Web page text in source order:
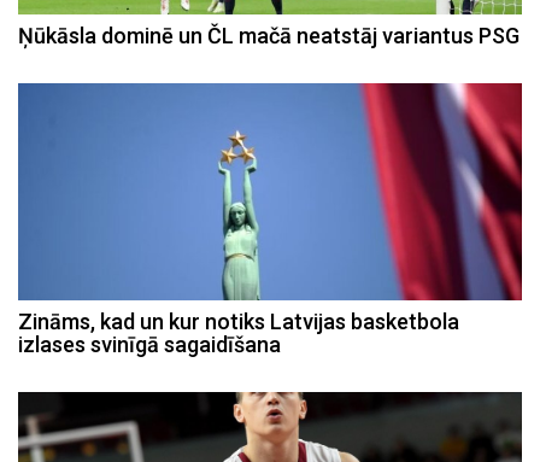
Ņūkāsla dominē un ČL mačā neatstāj variantus PSG
Zināms, kad un kur notiks Latvijas basketbola
izlases svinīgā sagaidīšana